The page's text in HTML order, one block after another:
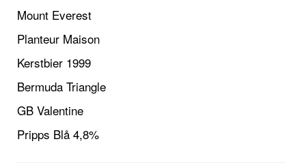
Mount Everest
Planteur Maison
Kerstbier 1999
Bermuda Triangle
GB Valentine
Pripps Blå 4,8%